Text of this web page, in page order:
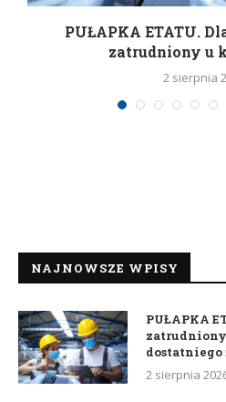
PUŁAPKA ETATU.
zatrudniony u
2 sierpnia
NAJNOWSZE WPISY
PUŁAPKA
zatrudniony
dostatniego
2 sierpnia